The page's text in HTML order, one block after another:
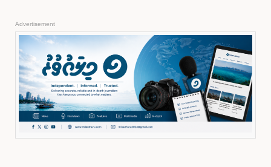
Advertisement